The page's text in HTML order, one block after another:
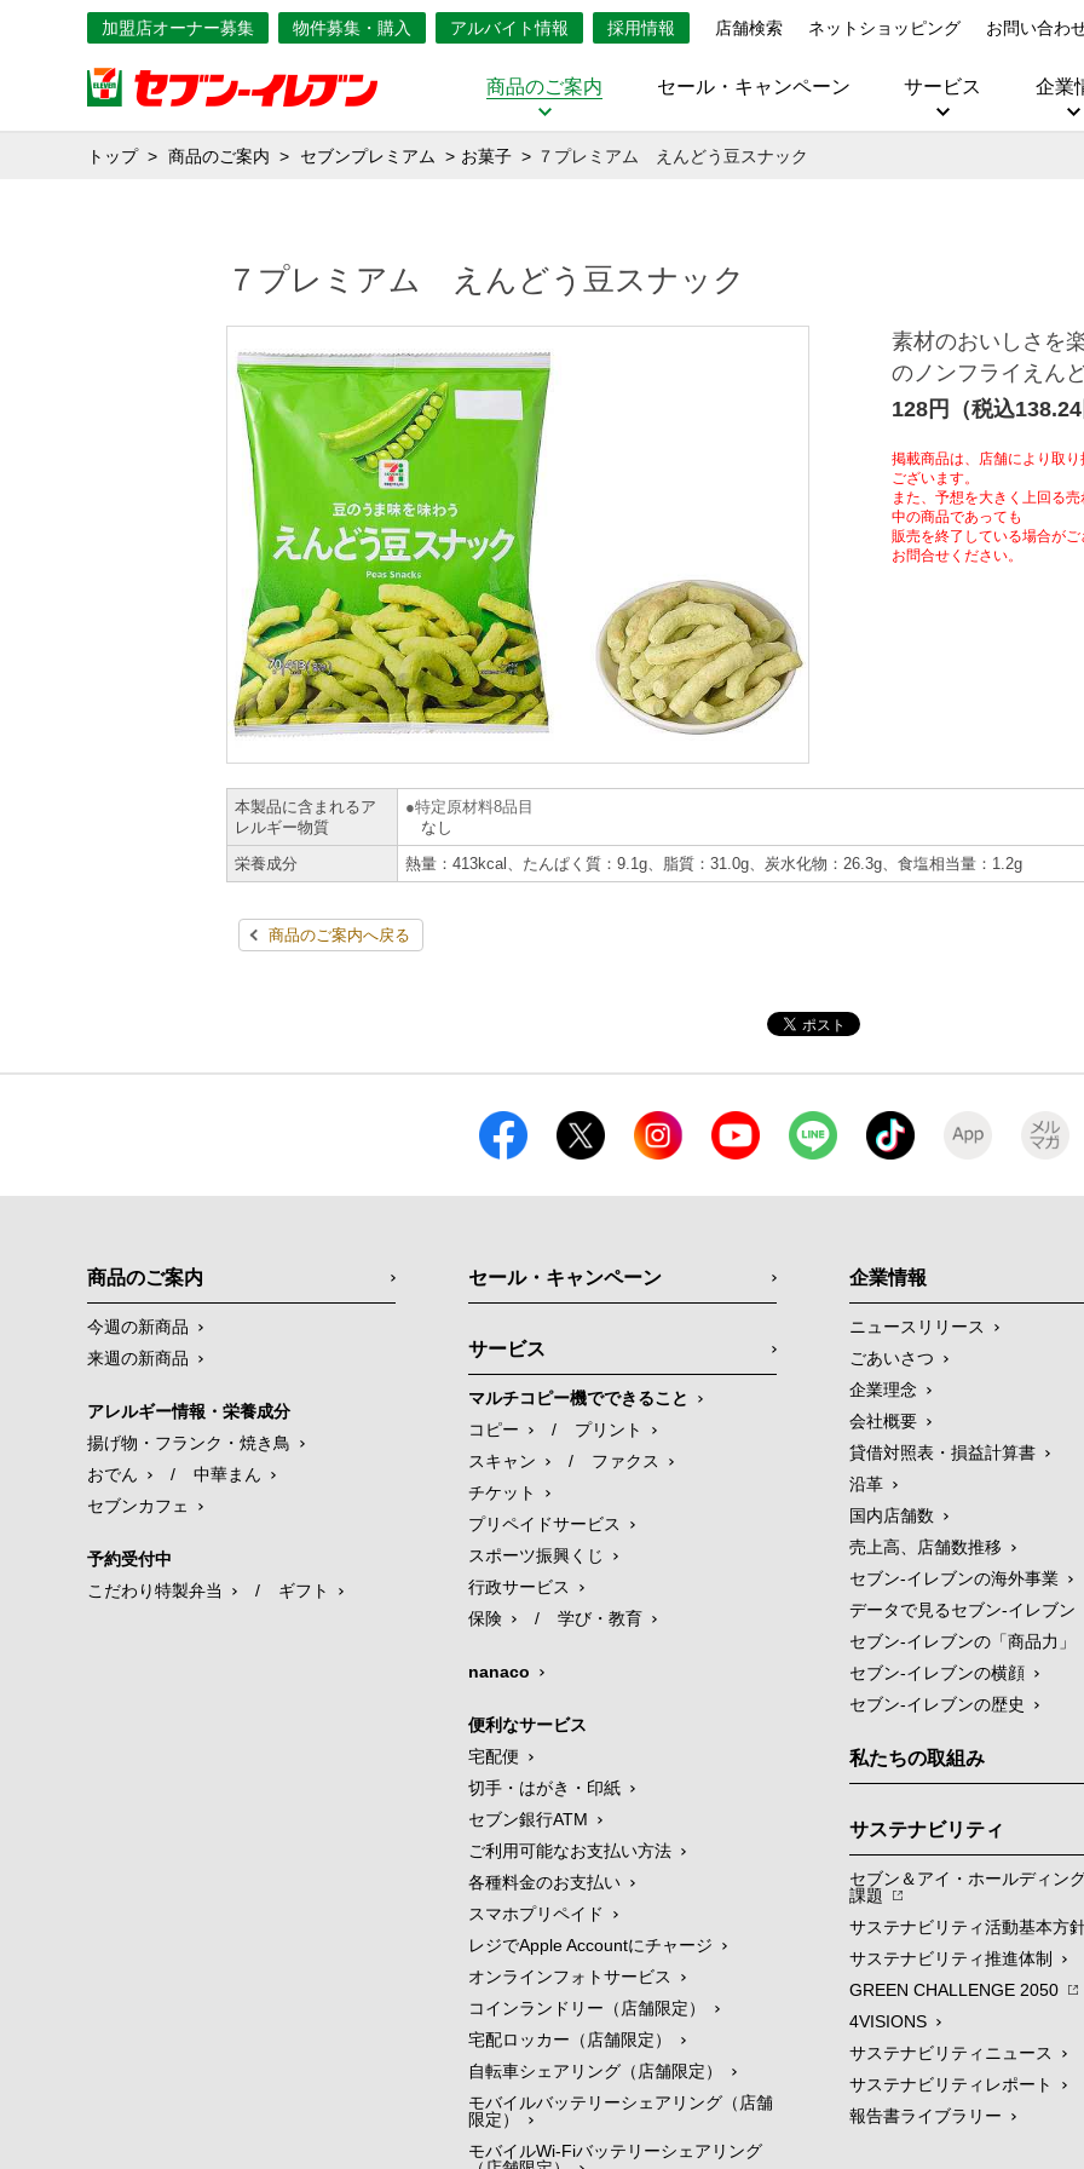
加盟店オーナー募集 物件募集・購入 アルバイト情報 採用情報 店舗検索 ネットショッピング お問い合わ
商品のご案内 セール・キャンペーン サービス 企業
トップ 商品のご案内 セブンプレミアム お菓子 ７プレミアム えんどう豆スナック
７プレミアム えんどう豆スナック
素材のおいしさを
のノンフライえん
128円（税込138.24
掲載商品は、店舗により取
ございます。
また、予想を大きく上回る
中の商品であっても
販売を終了している場合が
お問合せください。
本製品に含まれるア
レルギー物質
特定原材料8品目
なし
栄養成分
熱量：413kcal、たんぱく質：9.1g、脂質：31.0g、炭水化物：26.3g、食塩相当量：1.2g
商品のご案内へ戻る
商品のご案内
今週の新商品
来週の新商品
アレルギー情報・栄養成分
揚げ物・フランク・焼き鳥
おでん
/
中華まん
セブンカフェ
予約受付中
こだわり特製弁当
/ ギフト
セール・キャンペーン
サービス
マルチコピー機でできること
コピー
/
プリント
スキャン
/
ファクス
チケット
プリペイドサービス
スポーツ振興くじ
行政サービス
保険
/ 学び・教育
nanaco
便利なサービス
宅配便
切手・はがき・印紙
セブン銀行ATM
ご利用可能なお支払い方法
各種料金のお支払い
スマホプリペイド
レジでApple Accountにチャージ
オンラインフォトサービス
コインランドリー（店舗限定）
宅配ロッカー（店舗限定）
自転車シェアリング（店舗限定）
モバイルバッテリーシェアリング（店舗
限定）
モバイルWi-Fiバッテリーシェアリング
企業情報
ニュースリリース
ごあいさつ
企業理念
会社概要
貸借対照表・損益計算書
沿革
国内店舗数
売上高、店舗数推移
セブン‐イレブンの海外事業
データで見るセブン‐イレブン
セブン‐イレブンの「商品力」
セブン-イレブンの横顔
セブン-イレブンの歴史
私たちの取組み
サステナビリティ
セブン＆アイ・ホールディン
課題
サステナビリティ活動基本方
サステナビリティ推進体制
GREEN CHALLENGE 2050
4VISIONS
サステナビリティニュース
サステナビリティレポート
報告書ライブラリー